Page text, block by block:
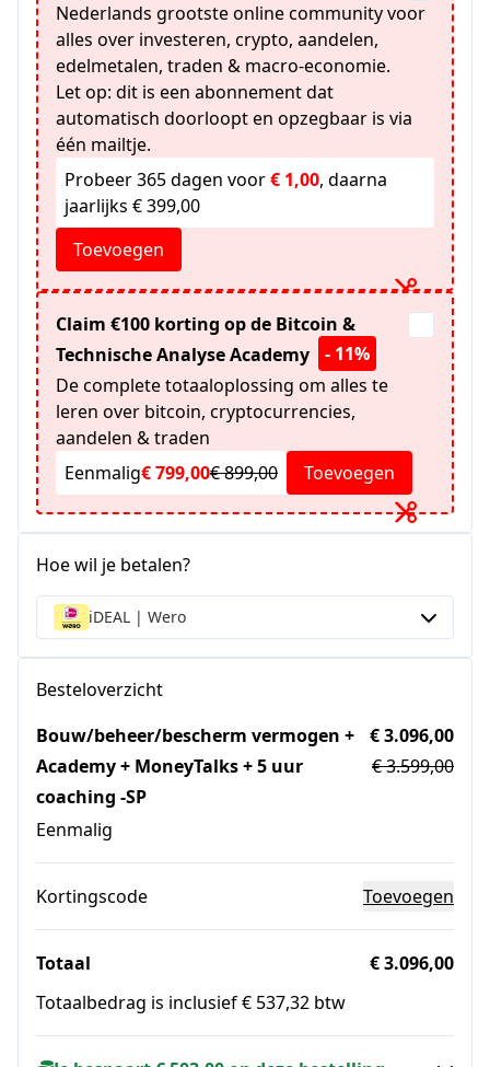
Nederlands grootste online community voor
alles over investeren, crypto, aandelen,
edelmetalen, traden & macro-economie.
Let op: dit is een abonnement dat
automatisch doorloopt en opzegbaar is via
één mailtje.
Probeer 365 dagen voor€ 1,00, daarna
jaarlijks € 399,00
Toevoegen
Claim €100 korting op de Bitcoin &
Technische Analyse Academy
- 11%
De complete totaaloplossing om alles te
leren over bitcoin, cryptocurrencies,
aandelen & traden
Eenmalig€ 799,00€ 899,00 Toevoegen
Hoe wil je betalen?
iDEAL | Wero
Besteloverzicht
Bouw/beheer/bescherm vermogen +
Academy + MoneyTalks + 5 uur
coaching -SP
Eenmalig
€ 3.096,00
€ 3.599,00
Kortingscode Toevoegen
Totaal
€ 3.096,00
Totaalbedrag is inclusief € 537,32 btw